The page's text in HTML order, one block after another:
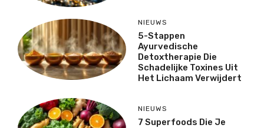
NIEUWS
5-Stappen
Ayurvedische
Detoxtherapie Die
Schadelijke Toxines Uit
Het Lichaam Verwijdert
NIEUWS
7 Superfoods Die Je